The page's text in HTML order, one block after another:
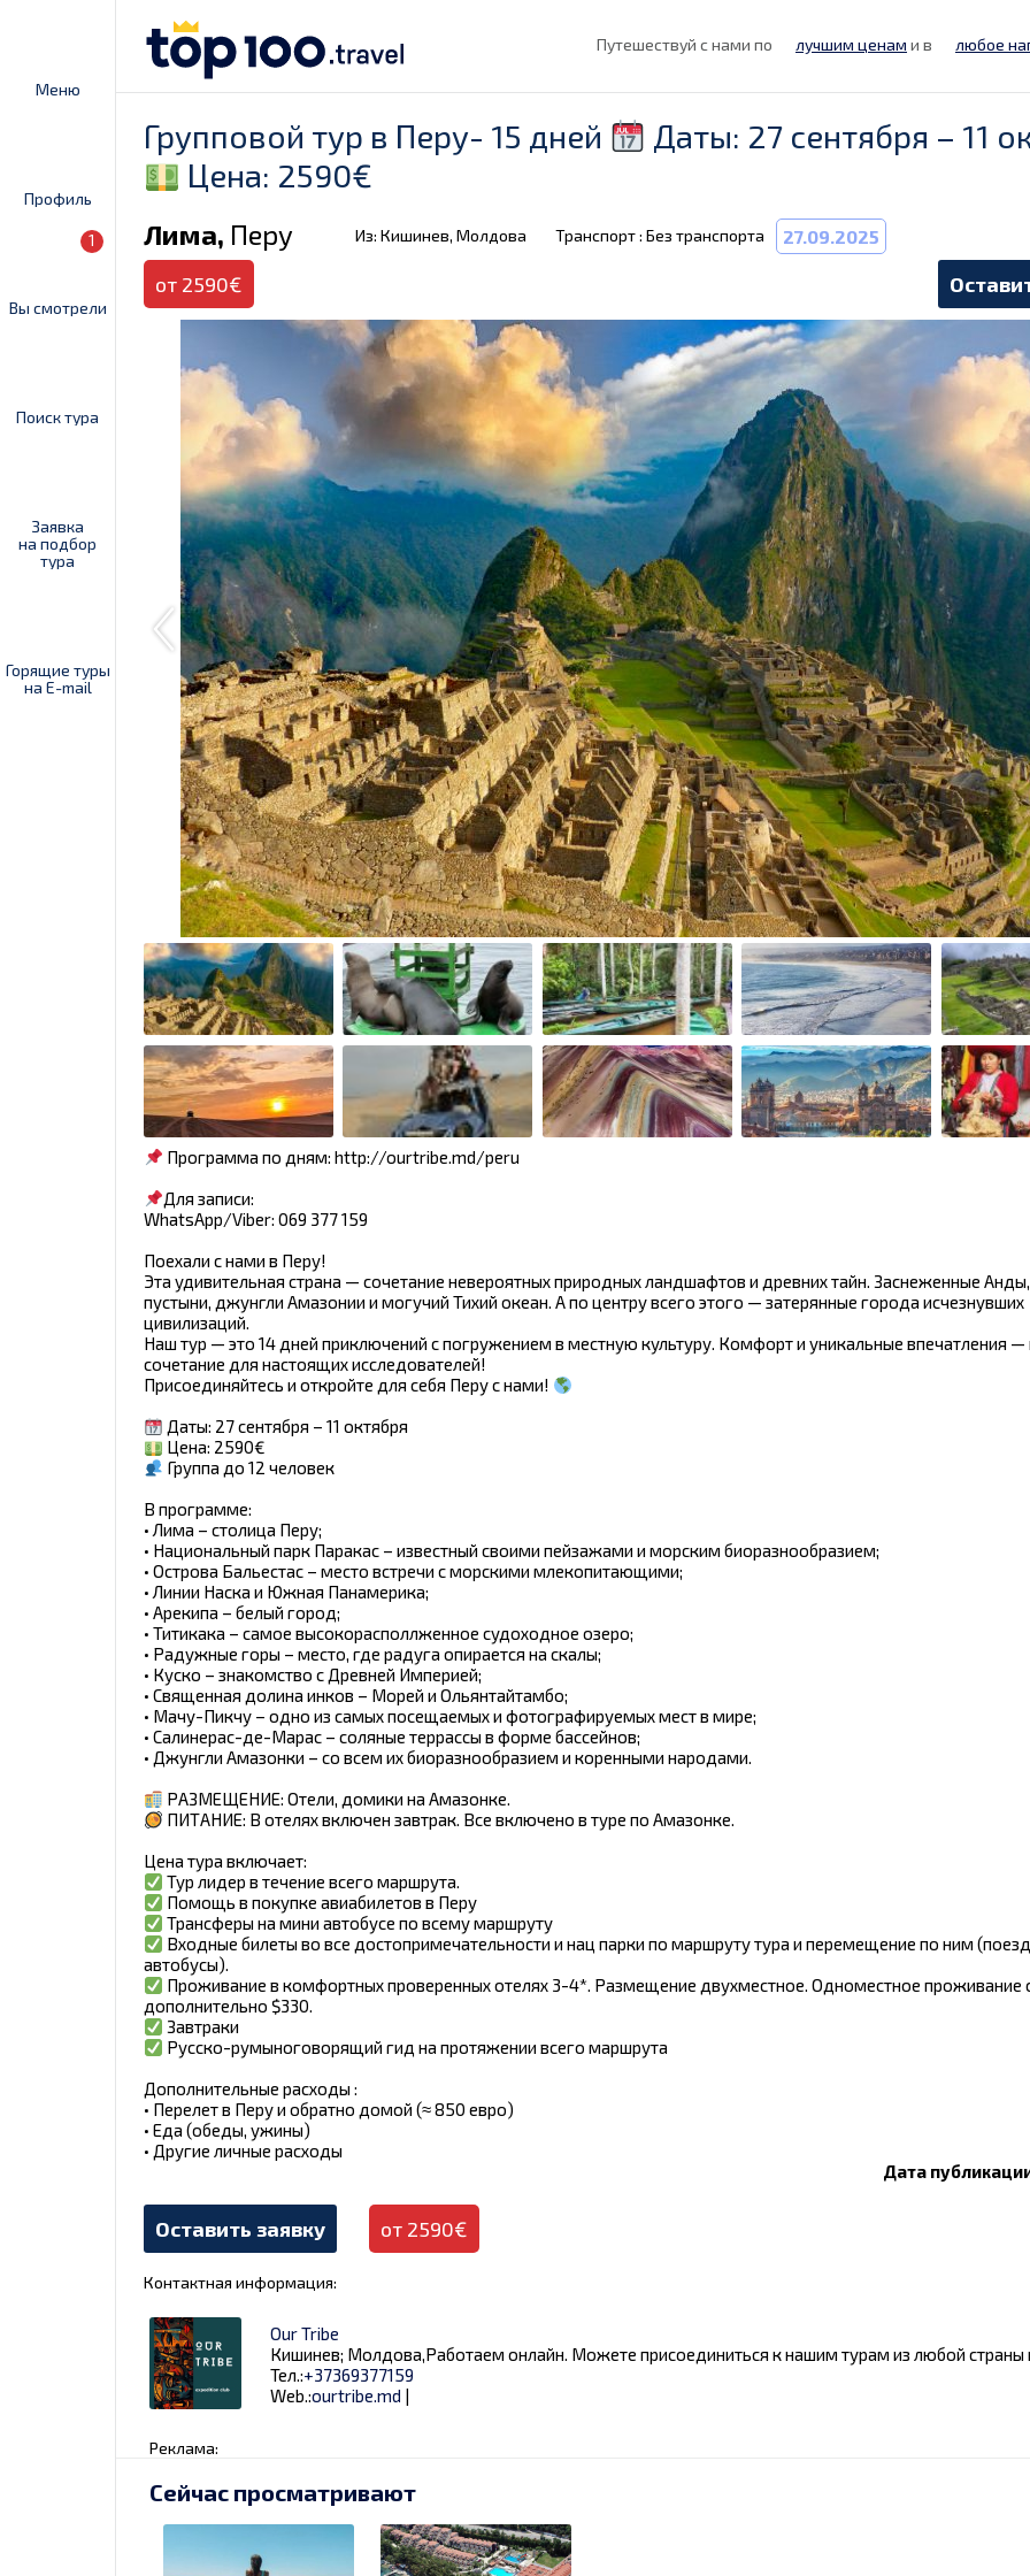
Меню
Профиль
Вы смотрели
1
Поиск тура
Заявка
на подбор
тура
Горящие туры
на E-mail
Путешествуй с нами по лучшим ценам и в любое
Групповой тур в Перу- 15 дней
Даты: 27 сентября – 11
Цена: 2590€
Лима, Перу Из: Кишинев, Молдова Транспорт : Без транспорта 27.09.2025
от 2590€
Программа по дням: http://ourtribe.md/peru
Для записи:
WhatsApp/Viber: 069 377 159
Поехали с нами в Перу!
Эта удивительная страна — сочетание невероятных природных ландшафтов и древних тайн. Заснеженные
пустыни, джунгли Амазонии и могучий Тихий океан. А по центру всего этого — затерянные города исчезнувших
цивилизаций.
Наш тур — это 14 дней приключений с погружением в местную культуру. Комфорт и уникальные впечатления —
сочетание для настоящих исследователей!
Присоединяйтесь и откройте для себя Перу с нами!
Даты: 27 сентября – 11 октября
Цена: 2590€
Группа до 12 человек
В программе:
• Лима – столица Перу;
• Национальный парк Паракас – известный своими пейзажами и морским биоразнообразием;
• Острова Бальестас – место встречи с морскими млекопитающими;
• Линии Наска и Южная Панамерика;
• Арекипа – белый город;
• Титикака – самое высокорасполлженное судоходное озеро;
• Радужные горы – место, где радуга опирается на скалы;
• Куско – знакомство с Древней Империей;
• Священная долина инков – Морей и Ольянтайтамбо;
• Мачу-Пикчу – одно из самых посещаемых и фотографируемых мест в мире;
• Салинерас-де-Марас – соляные террассы в форме бассейнов;
• Джунгли Амазонки – со всем их биоразнообразием и коренными народами.
РАЗМЕЩЕНИЕ: Отели, домики на Амазонке.
ПИТАНИЕ: В отелях включен завтрак. Все включено в туре по Амазонке.
Цена тура включает:
Тур лидер в течение всего маршрута.
Помощь в покупке авиабилетов в Перу
Трансферы на мини автобусе по всему маршруту
Входные билеты во все достопримечательности и нац парки по маршруту тура и перемещение по ним
автобусы).
Проживание в комфортных проверенных отелях 3-4*. Размещение двухместное. Одноместное проживание
дополнительно $330.
Завтраки
Русско-румыноговорящий гид на протяжении всего маршрута
Дополнительные расходы :
• Перелет в Перу и обратно домой (≈ 850 евро)
• Еда (обеды, ужины)
• Другие личные расходы
Дата
Оставить заявку от 2590€
Контактная информация:
Our Tribe
Кишинев; Молдова,Работаем онлайн. Можете присоединиться к нашим турам из любой страны
Тел.:+37369377159
Web.:ourtribe.md |
Реклама:
Сейчас просматривают